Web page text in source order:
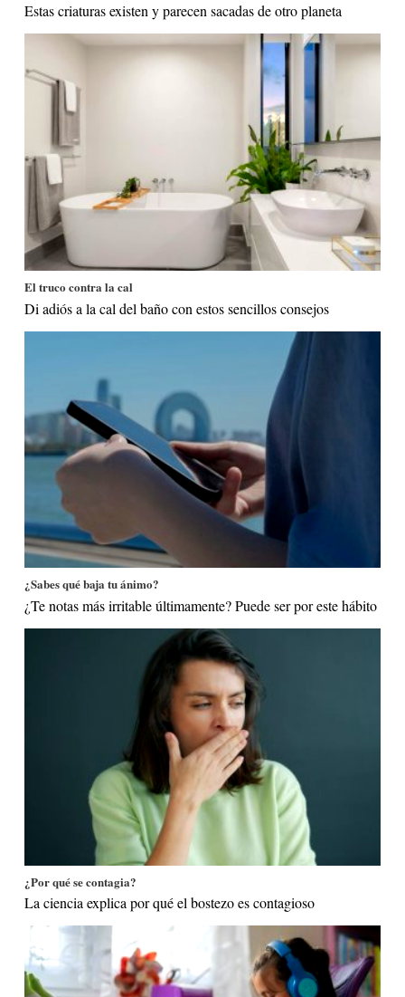
Estas criaturas existen y parecen sacadas de otro planeta
El truco contra la cal
Di adiós a la cal del baño con estos sencillos consejos
¿Sabes qué baja tu ánimo?
¿Te notas más irritable últimamente? Puede ser por este hábito
¿Por qué se contagia?
La ciencia explica por qué el bostezo es contagioso